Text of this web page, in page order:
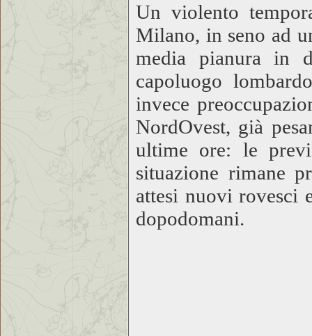
Un violento
Milano, in seno ad
media pianura in
capoluogo
invece
NordOvest, già
ultime ore: le
situazione rimane
attesi nuovi rovesci
dopodomani.